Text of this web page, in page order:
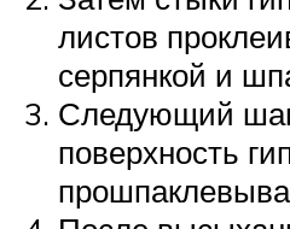
листов
серпянкой и
Следующий
поверхность